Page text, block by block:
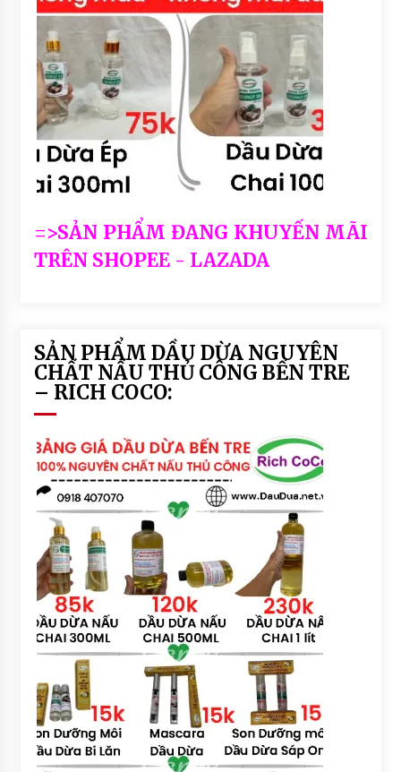
=>SẢN PHẨM ĐANG KHUYẾN MÃI
TRÊN SHOPEE - LAZADA
SẢN PHẨM DẦU DỪA NGUYÊN
CHẤT NẤU THỦ CÔNG BẾN TRE
– RICH COCO: